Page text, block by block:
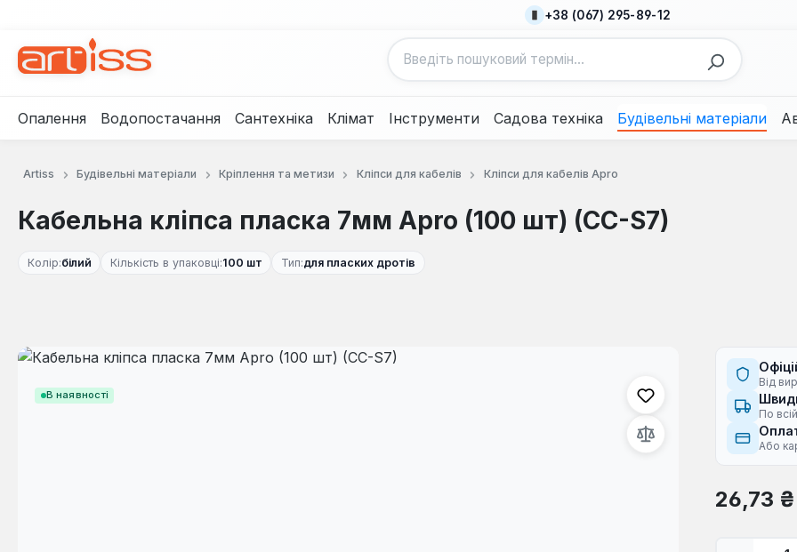
+38 (067) 295-89-12
Опалення Водопостачання Сантехніка Клімат Інструменти Садова техніка Будівельні матеріали
Artiss Будівельні матеріали Кріплення та метизи Кліпси для кабелів Кліпси для кабелів Apro
Кабельна кліпса пласка 7мм Apro (100 шт) (CC-S7)
Колір:білий Кількість в упаковці:100 шт Тип:для пласких дротів
В наявності
Пропустити галерею зображень
Від
По
Або
Звичайна
26,73 ₴